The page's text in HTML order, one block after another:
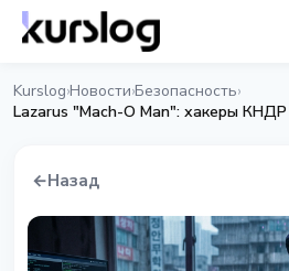
Kurslog›Новости›Безопасность›
←Назад